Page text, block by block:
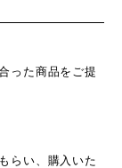
った商品をご提
らい、購入いた